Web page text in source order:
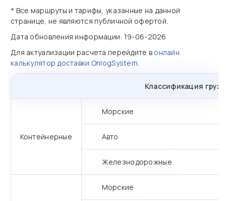
* Все маршруты и тарифы, указанные на данной
странице, не являются публичной офертой.
Дата обновления информации: 19-06-2026
Для актуализации расчета перейдите в онлайн
калькулятор доставки OnlogSystem.
Классификация
Контейнерные
Морские
Авто
Железнодорожные
Морские